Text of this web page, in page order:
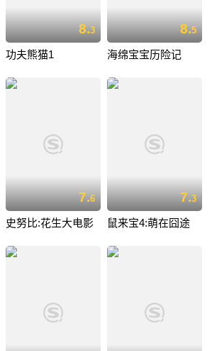
8.3
功夫熊猫1
8.5
海绵宝宝历险记
7.6
史努比:花生大电影
7.3
鼠来宝4:萌在囧途